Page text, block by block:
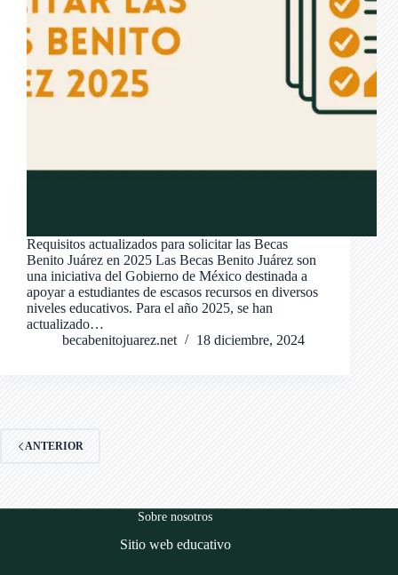
Requisitos actualizados para solicitar las Becas
Benito Juárez en 2025 Las Becas Benito Juárez son
una iniciativa del Gobierno de México destinada a
apoyar a estudiantes de escasos recursos en diversos
niveles educativos. Para el año 2025, se han
actualizado…
becabenitojuarez.net
18 diciembre, 2024
ANTERIOR
Sobre nosotros
Sitio web educativo